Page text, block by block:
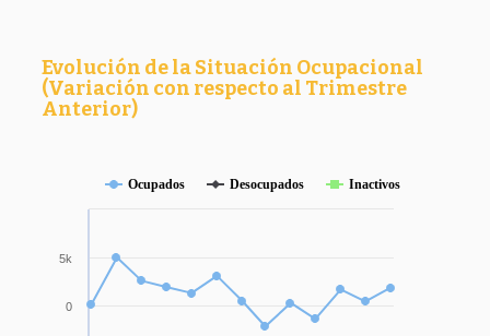
Evolución de la Situación Ocupacional
(Variación con respecto al Trimestre
Anterior)
Ocupados Desocupados Inactivos
0
5k